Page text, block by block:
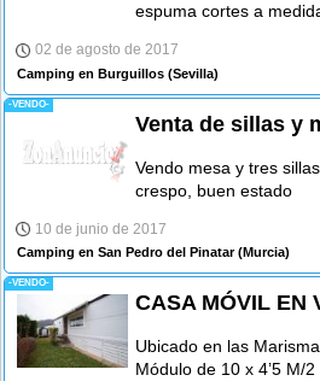
espuma cortes a
02 de agosto de 2017
Camping en Burguillos (Sevilla)
-VENDO-
Venta de sillas y
Vendo mesa y tres
crespo, buen estado
10 de junio de 2017
Camping en San Pedro del Pinatar(Murcia)
-VENDO-
CASA MÓVIL EN
Ubicado en las
Módulo de 10 x 4’5 M/